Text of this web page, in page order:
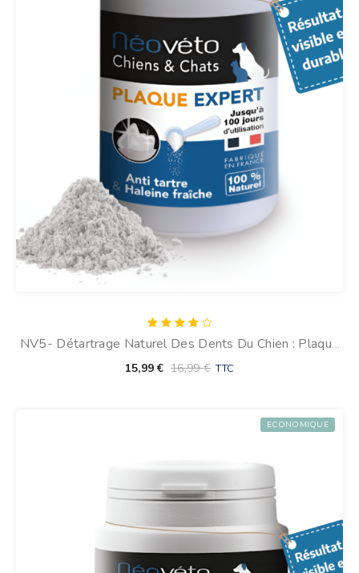
Note
4.00
NV5- Détartrage Naturel Des Dents Du Chien : Plaque
Expert
15,99€ 16,99€ TTC
ECONOMIQUE